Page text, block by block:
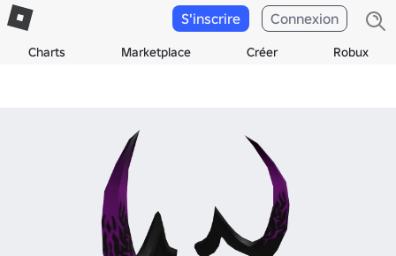
Charts Marketplace Créer Robux
S'inscrire Connexion